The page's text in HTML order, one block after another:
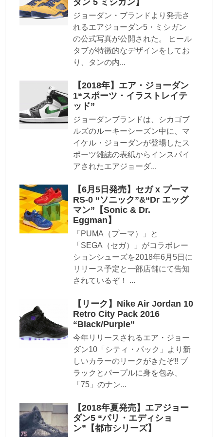
ダン 5 ミシガン】
ジョーダン・ブランドより発売さ
れるエアジョーダン5・ミシガン
の公式写真が公開された。 ヒール
タブが特徴的なデザインをしてお
り、タンの内...
【2018年】エア・ジョーダン
1“スポーツ・イラストレイテ
ッド”
ジョーダンブランドは、シカゴブ
ルズのルーキーシーズン中に、マ
イケル・ジョーダンが登場したス
ポーツ雑誌の表紙からインスパイ
アされたエアジョーダ...
【6月5日発売】セガ x プーマ
RS-0 “ソニック”&“Dr エッグ
マン”【Sonic & Dr.
Eggman】
「PUMA（プーマ）」と
「SEGA（セガ）」がコラボレー
ションシューズを2018年6月5日に
リリース予定と一部店舗にて告知
されているぞ！ ...
【リーク】Nike Air Jordan 10
Retro City Pack 2016
“Black/Purple”
今年リリースされるエア・ジョー
ダン10「シティ・パック」より新
しいカラーのリークがきたぞ!! ブ
ラックとパープルに身を包み、
「75」のナン...
【2018年夏発売】エアジョー
ダン5 “パリ・エディショ
ン”【都市シリーズ】